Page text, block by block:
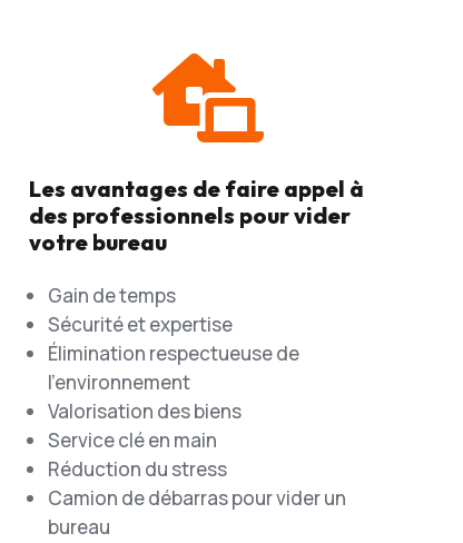

Les avantages de faire appel à
des professionnels pour vider
votre bureau
Gain de temps
Sécurité et expertise
Élimination respectueuse de
l’environnement
Valorisation des biens
Service clé en main
Réduction du stress
Camion de débarras pour vider un
bureau